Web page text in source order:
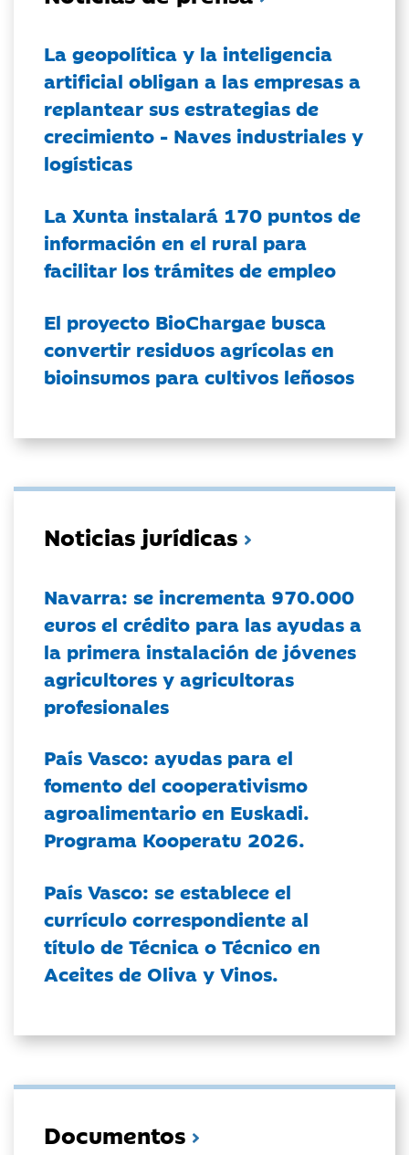
La geopolítica y la inteligencia
artificial obligan a las empresas a
replantear sus estrategias de
crecimiento - Naves industriales y
logísticas
La Xunta instalará 170 puntos de
información en el rural para
facilitar los trámites de empleo
El proyecto BioChargae busca
convertir residuos agrícolas en
bioinsumos para cultivos leñosos
Noticias jurídicas
Navarra: se incrementa 970.000
euros el crédito para las ayudas a
la primera instalación de jóvenes
agricultores y agricultoras
profesionales
País Vasco: ayudas para el
fomento del cooperativismo
agroalimentario en Euskadi.
Programa Kooperatu 2026.
País Vasco: se establece el
currículo correspondiente al
título de Técnica o Técnico en
Aceites de Oliva y Vinos.
Documentos